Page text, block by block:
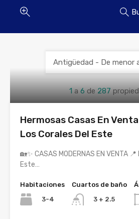
1 a6 de287
Antigüedad - De menor
Hermosas Casas En
Los Corales Del Este
🏡✨ CASAS MODERNAS EN VENTA
Este…
Habitaciones
3-4
Cuartos de baño
3 + 2.5